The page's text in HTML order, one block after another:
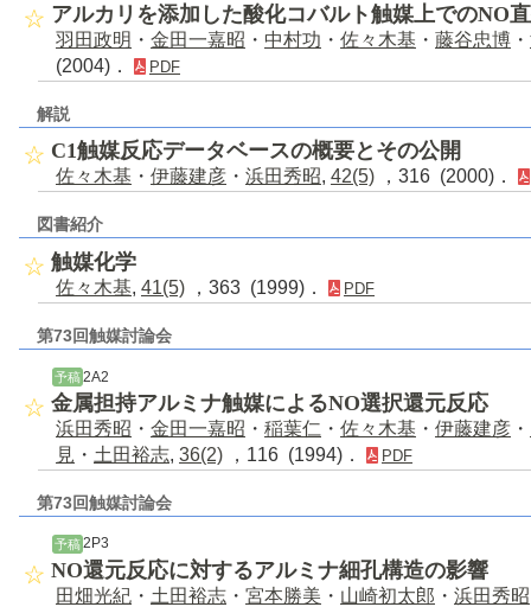
アルカリを添加した酸化コバルト触媒上でのNO
羽田政明 ・ 金田一嘉昭 ・ 中村功 ・ 佐々木基 ・ 藤谷忠博 ・
(2004)．
PDF
解説
C1触媒反応データベースの概要とその公開
佐々木基 ・ 伊藤建彦 ・ 浜田秀昭, 42(5) ，316 (2000)．
図書紹介
触媒化学
佐々木基, 41(5) ，363 (1999)． PDF
第73回触媒討論会
予稿 2A2
金属担持アルミナ触媒によるNO選択還元反応
浜田秀昭 ・ 金田一嘉昭 ・ 稲葉仁 ・ 佐々木基 ・ 伊藤建彦 ・
見 ・ 土田裕志, 36(2) ，116 (1994)． PDF
第73回触媒討論会
予稿 2P3
NO還元反応に対するアルミナ細孔構造の影響
田畑光紀 ・ 土田裕志 ・ 宮本勝美 ・ 山崎初太郎 ・ 浜田秀昭